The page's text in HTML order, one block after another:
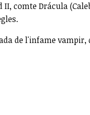
comte Drácula
de l'infame